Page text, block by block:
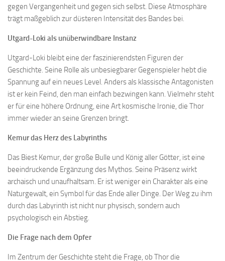
gegen Vergangenheit und gegen sich selbst. Diese Atmosphäre
trägt maßgeblich zur düsteren Intensität des Bandes bei.
Utgard-Loki als unüberwindbare Instanz
Utgard-Loki bleibt eine der faszinierendsten Figuren der
Geschichte. Seine Rolle als unbesiegbarer Gegenspieler hebt die
Spannung auf ein neues Level. Anders als klassische Antagonisten
ist er kein Feind, den man einfach bezwingen kann. Vielmehr steht
er für eine höhere Ordnung, eine Art kosmische Ironie, die Thor
immer wieder an seine Grenzen bringt.
Kemur das Herz des Labyrinths
Das Biest Kemur, der große Bulle und König aller Götter, ist eine
beeindruckende Ergänzung des Mythos. Seine Präsenz wirkt
archaisch und unaufhaltsam. Er ist weniger ein Charakter als eine
Naturgewalt, ein Symbol für das Ende aller Dinge. Der Weg zu ihm
durch das Labyrinth ist nicht nur physisch, sondern auch
psychologisch ein Abstieg.
Die Frage nach dem Opfer
Im Zentrum der Geschichte steht die Frage, ob Thor die